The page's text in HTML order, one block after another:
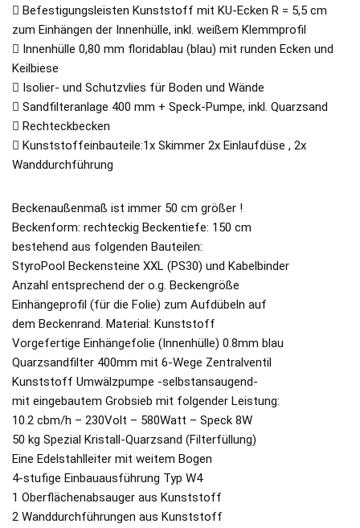
 Befestigungsleisten Kunststoff mit KU-Ecken R = 5,5 cm
zum Einhängen der Innenhülle, inkl. weißem Klemmprofil
 Innenhülle 0,80 mm floridablau (blau) mit runden Ecken und
Keilbiese
 Isolier- und Schutzvlies für Boden und Wände
 Sandfilteranlage 400 mm + Speck-Pumpe, inkl. Quarzsand
 Rechteckbecken
 Kunststoffeinbauteile:1x Skimmer 2x Einlaufdüse , 2x
Wanddurchführung
Beckenaußenmaß ist immer 50 cm größer !
Beckenform: rechteckig Beckentiefe: 150 cm
bestehend aus folgenden Bauteilen:
StyroPool Beckensteine XXL (PS30) und Kabelbinder
Anzahl entsprechend der o.g. Beckengröße
Einhängeprofil (für die Folie) zum Aufdübeln auf
dem Beckenrand. Material: Kunststoff
Vorgefertige Einhängefolie (Innenhülle) 0.8mm blau
Quarzsandfilter 400mm mit 6-Wege Zentralventil
Kunststoff Umwälzpumpe -selbstansaugend-
mit eingebautem Grobsieb mit folgender Leistung:
10.2 cbm/h – 230Volt – 580Watt – Speck 8W
50 kg Spezial Kristall-Quarzsand (Filterfüllung)
Eine Edelstahlleiter mit weitem Bogen
4-stufige Einbauausführung Typ W4
1 Oberflächenabsauger aus Kunststoff
2 Wanddurchführungen aus Kunststoff